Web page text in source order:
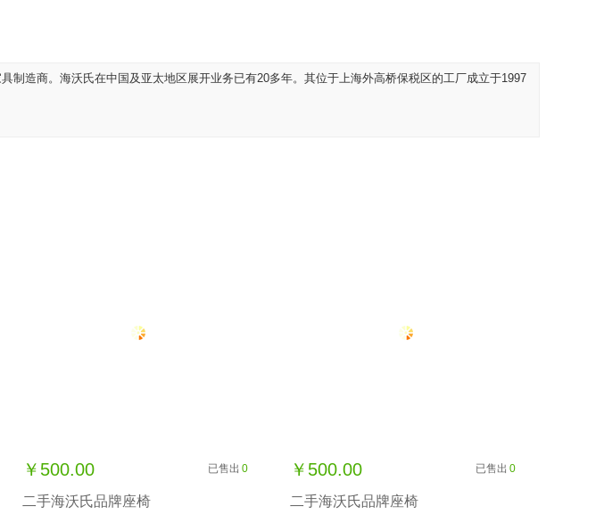
制造商。海沃氏在中国及亚太地区展开业务已有20多年。其位于上海外高桥保税区的工厂成立于1997
￥500.00 已售出 0
二手海沃氏品牌座椅
￥500.00 已售出 0
二手海沃氏品牌座椅